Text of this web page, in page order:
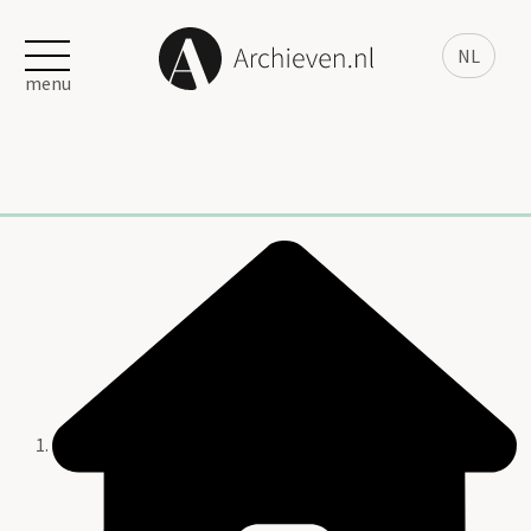
NL
menu